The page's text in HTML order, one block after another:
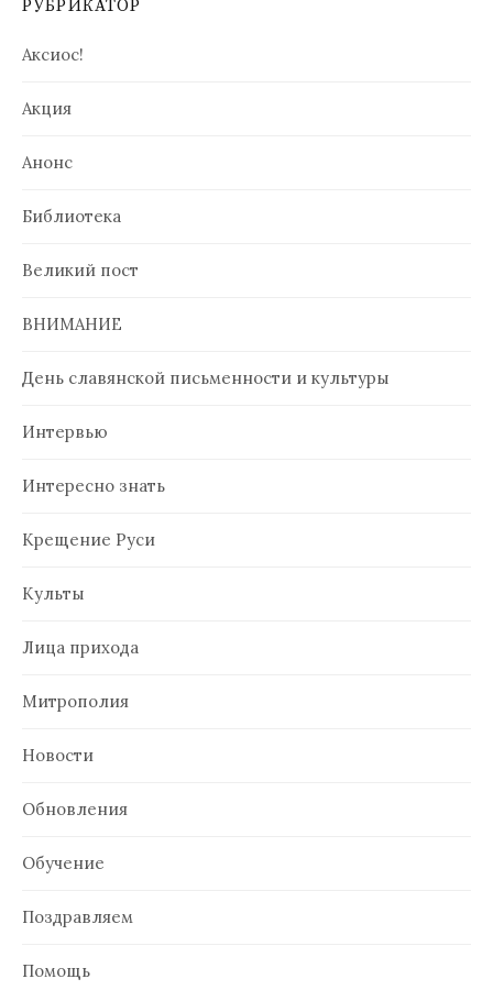
РУБРИКАТОР
Аксиос!
Акция
Анонс
Библиотека
Великий пост
ВНИМАНИЕ
День славянской письменности и культуры
Интервью
Интересно знать
Крещение Руси
Культы
Лица прихода
Митрополия
Новости
Обновления
Обучение
Поздравляем
Помощь